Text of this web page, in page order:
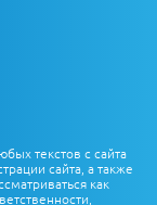
текстов с сайта
сайта, а также
как